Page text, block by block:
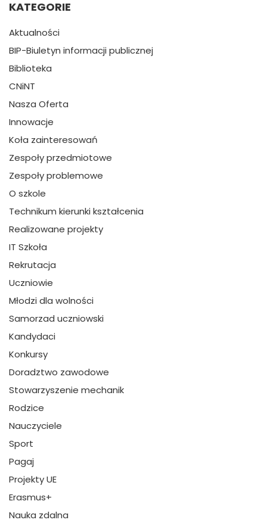
KATEGORIE
Aktualności
BIP-Biuletyn informacji publicznej
Biblioteka
CNiNT
Nasza Oferta
Innowacje
Koła zainteresowań
Zespoły przedmiotowe
Zespoły problemowe
O szkole
Technikum kierunki kształcenia
Realizowane projekty
IT Szkoła
Rekrutacja
Uczniowie
Młodzi dla wolności
Samorzad uczniowski
Kandydaci
Konkursy
Doradztwo zawodowe
Stowarzyszenie mechanik
Rodzice
Nauczyciele
Sport
Pagaj
Projekty UE
Erasmus+
Nauka zdalna